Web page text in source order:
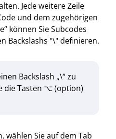
Jede weitere Zeile
und dem zugehörigen
können Sie Subcodes
Backslashs "\" definieren.
Backslash „\“ zu
die Tasten ⌥ (option)
wählen Sie auf dem Tab